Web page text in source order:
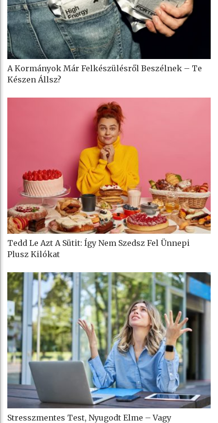
A Kormányok Már Felkészülésről Beszélnek – Te
Készen Állsz?
Tedd Le Azt A Sütit: Így Nem Szedsz Fel Ünnepi
Plusz Kilókat
Stresszmentes Test, Nyugodt Elme – Vagy